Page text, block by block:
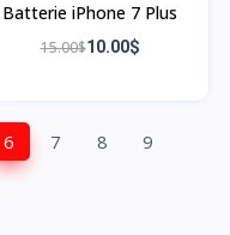
Batterie iPhone 7 Plus
15.00$10.00$
6 7 8
9